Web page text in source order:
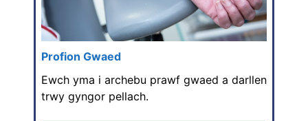
Profion Gwaed
Ewch yma i archebu prawf gwaed a darllen
trwy gyngor pellach.